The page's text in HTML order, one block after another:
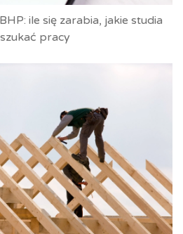
ile się zarabia, jakie studia
pracy